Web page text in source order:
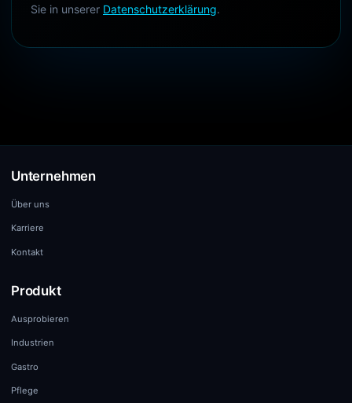
Sie in unserer Datenschutzerklärung.
Unternehmen
Über uns
Karriere
Kontakt
Produkt
Ausprobieren
Industrien
Gastro
Pflege